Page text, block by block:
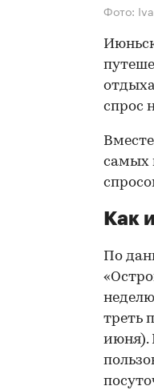
Фото:
спрос
самых
Как
По
треть
июня).